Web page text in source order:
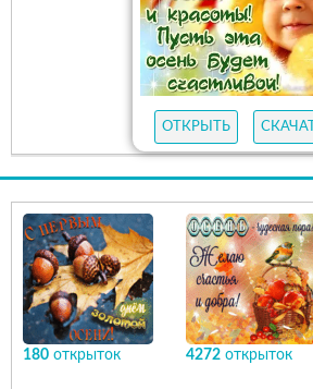
ОТКРЫТЬ
180 открыток 4272 открыток